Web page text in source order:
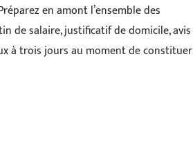
en amont l’ensemble des
de salaire, justificatif de domicile, avis
à trois jours au moment de constituer